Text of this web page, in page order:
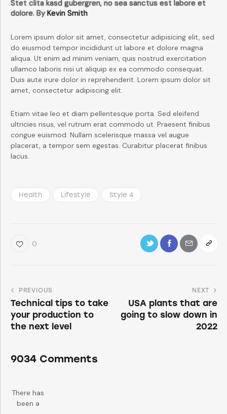
Stet clita kasd gubergren, no sea sanctus est labore et
dolore. ByKevin Smith
Lorem ipsum dolor sit amet, consectetur adipisicing elit, sed
do eiusmod tempor incididunt ut labore et dolore magna
aliqua. Ut enim ad minim veniam, quis nostrud exercitation
ullamco laboris nisi ut aliquip ex ea commodo consequat.
Duis aute irure dolor in reprehenderit. Lorem ipsum dolor sit
amet, consectetur adipiscing elit.
Etiam vitae leo et diam pellentesque porta. Sed eleifend
ultricies risus, vel rutrum erat commodo ut. Praesent finibus
congue euismod. Nullam scelerisque massa vel augue
placerat, a tempor sem egestas. Curabitur placerat finibus
lacus.
Health Lifestyle Style 4
0
PREVIOUS
Technical tips to take
your production to
the next level
NEXT
USA plants that are
going to slow down in
2022
9034 Comments
There has
been a